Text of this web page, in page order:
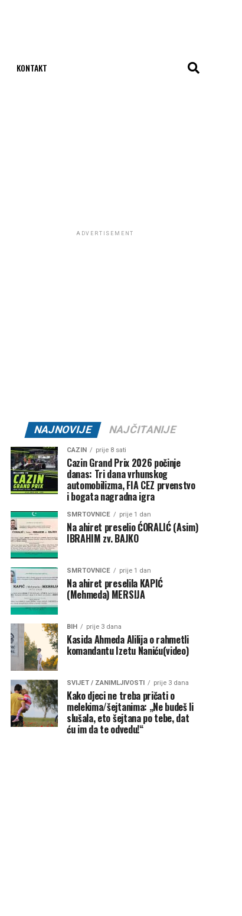
KONTAKT
ADVERTISEMENT
NAJNOVIJE NAJČITANIJE
CAZIN prije 8 sati
Cazin Grand Prix 2026 počinje
danas: Tri dana vrhunskog
automobilizma, FIA CEZ prvenstvo
i bogata nagradna igra
SMRTOVNICE prije 1 dan
Na ahiret preselio ĆORALIĆ (Asim)
IBRAHIM zv. BAJKO
SMRTOVNICE prije 1 dan
Na ahiret preselila KAPIĆ
(Mehmeda) MERSIJA
BIH prije 3 dana
Kasida Ahmeda Alilija o rahmetli
komandantu Izetu Naniću(video)
SVIJET / ZANIMLJIVOSTI prije 3 dana
Kako djeci ne treba pričati o
melekima/šejtanima: „Ne budeš li
slušala, eto šejtana po tebe, dat
ću im da te odvedu!“